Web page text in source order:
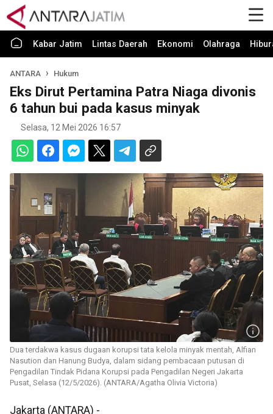
Kabar Jatim Lintas Daerah Ekonomi Olahraga
ANTARA Hukum
Eks Dirut Pertamina Patra Niaga divonis
6 tahun bui pada kasus minyak
Selasa, 12 Mei 2026 16:57
Dua terdakwa kasus dugaan korupsi tata kelola minyak mentah, Alfian
Nasution dan Hanung Budya, dalam sidang pembacaan putusan di
Pengadilan Tindak Pidana Korupsi pada Pengadilan Negeri Jakarta
Pusat, Selasa (12/5/2026). (ANTARA/Agatha Olivia Victoria)
Jakarta (ANTARA) -